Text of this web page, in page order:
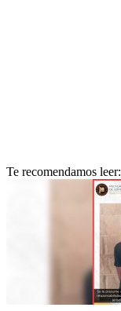
Te recomendamos leer: